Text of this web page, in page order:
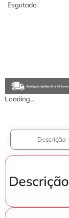
Esgotado
Loading...
Descrição
Descrição